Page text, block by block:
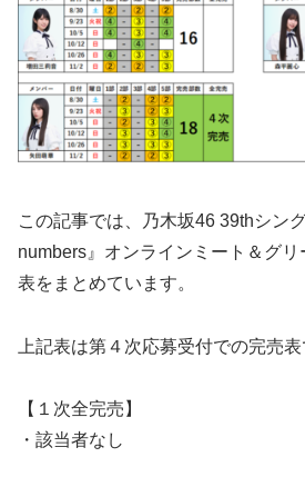
この記事では、乃木坂46 39thシン
numbers』オンラインミート＆グ
表をまとめています。
上記表は第４次応募受付での完売表
【１次全完売】
・該当者なし